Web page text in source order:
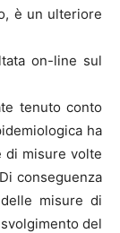
è un ulteriore
on-line sul
tenuto conto
ha
di misure volte
conseguenza
misure di
del